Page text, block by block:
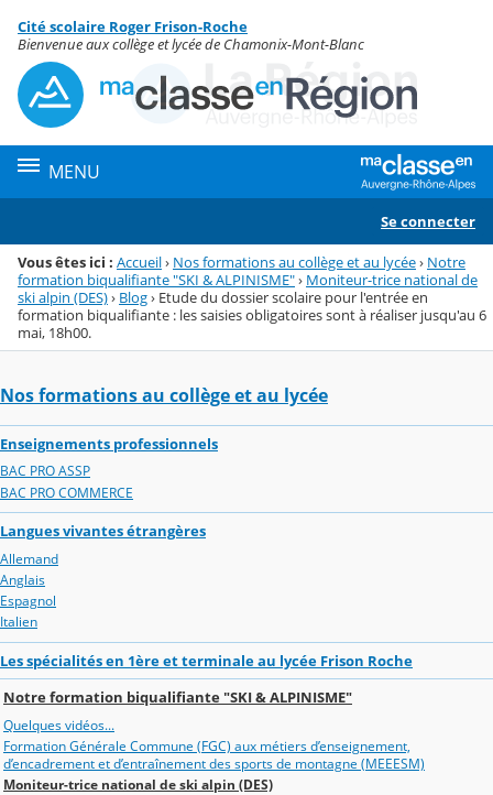
Menu de la rubrique
Contenu
Cité scolaire Roger Frison-Roche
Bienvenue aux collège et lycée de Chamonix-Mont-Blanc
MENU
Se connecter
Vous êtes ici : Accueil› Nos formations au collège et au lycée› Notre
formation biqualifiante "SKI & ALPINISME"› Moniteur-trice national de
ski alpin (DES)› Blog› Etude du dossier scolaire pour l'entrée en
formation biqualifiante : les saisies obligatoires sont à réaliser jusqu'au 6
mai, 18h00.
Nos formations au collège et au lycée
Enseignements professionnels
BAC PRO ASSP
BAC PRO COMMERCE
Langues vivantes étrangères
Allemand
Anglais
Espagnol
Italien
Les spécialités en 1ère et terminale au lycée Frison Roche
Notre formation biqualifiante "SKI & ALPINISME"
Quelques vidéos...
Formation Générale Commune (FGC) aux métiers d’enseignement,
d’encadrement et d’entraînement des sports de montagne (MEEESM)
Moniteur-trice national de ski alpin (DES)